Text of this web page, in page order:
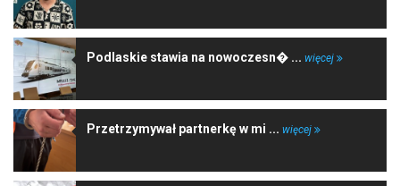
Podlaskie stawia na nowoczesn� ... więcej
Przetrzymywał partnerkę w mi ... więcej